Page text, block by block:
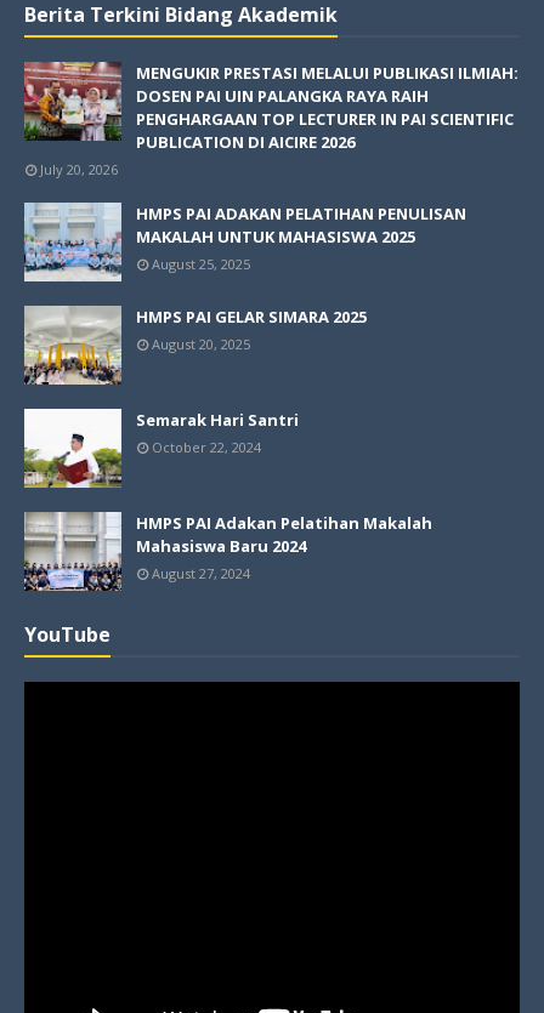
Berita Terkini Bidang Akademik
MENGUKIR PRESTASI MELALUI PUBLIKASI ILMIAH:
DOSEN PAI UIN PALANGKA RAYA RAIH
PENGHARGAAN TOP LECTURER IN PAI SCIENTIFIC
PUBLICATION DI AICIRE 2026
July 20, 2026
HMPS PAI ADAKAN PELATIHAN PENULISAN
MAKALAH UNTUK MAHASISWA 2025
August 25, 2025
HMPS PAI GELAR SIMARA 2025
August 20, 2025
Semarak Hari Santri
October 22, 2024
HMPS PAI Adakan Pelatihan Makalah
Mahasiswa Baru 2024
August 27, 2024
YouTube